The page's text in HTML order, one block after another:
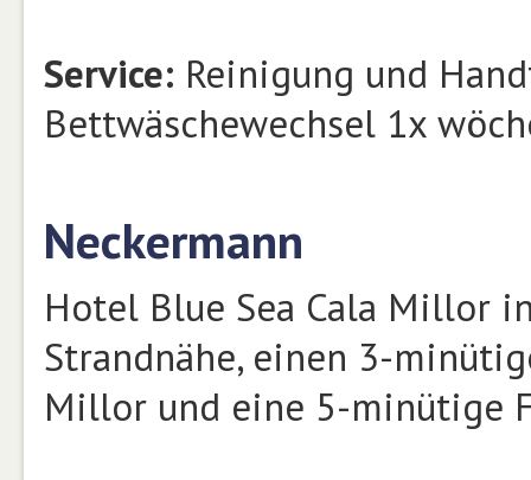
Service: Reinigung und
Bettwäschewechsel 1x
Neckermann
Hotel Blue Sea Cala Millor
Strandnähe, einen 3-
Millor und eine 5-minütige